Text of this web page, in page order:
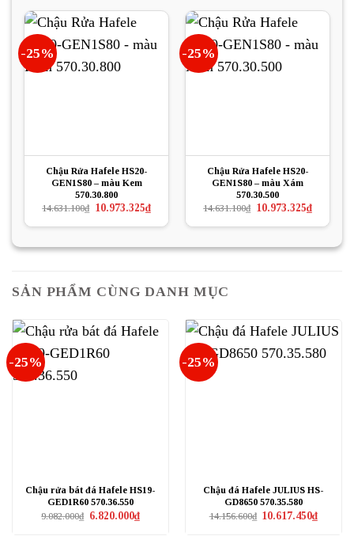
4.870.000₫.
4.870.000₫.
-25%
Chậu Rửa Hafele HS20-
GEN1S80 – màu Kem
570.30.800
14.631.100₫ Giá
là:
10.973.325₫Giá
hiện
tại
10.973.325₫.
-25%
Chậu Rửa Hafele HS20-
GEN1S80 – màu Xám
570.30.500
14.631.100₫ Giá
là:
10.973.325₫Giá
hiện
tại
SẢN PHẨM CÙNG DANH MỤC
-25%
Chậu rửa bát đá Hafele HS19-
GED1R60 570.36.550
9.082.000₫ Giá
6.820.000₫Giá
hiện
-25%
Chậu đá Hafele JULIUS HS-
GD8650 570.35.580
14.156.600₫ Giá
10.617.450₫Giá
hiện